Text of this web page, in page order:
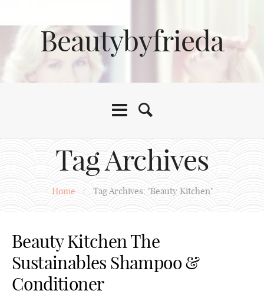
Beautybyfrieda
Tag Archives
Home / Tag Archives: "Beauty Kitchen"
Beauty Kitchen The
Sustainables Shampoo &
Conditioner